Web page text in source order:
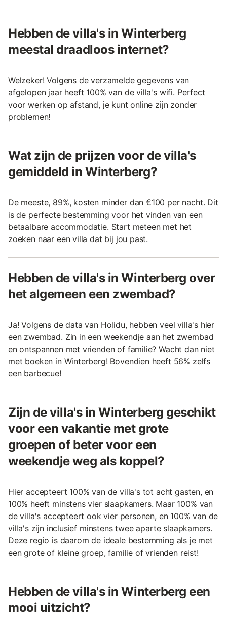
Hebben de villa's in Winterberg
meestal draadloos internet?
Welzeker! Volgens de verzamelde gegevens van
afgelopen jaar heeft 100% van de villa's wifi. Perfect
voor werken op afstand, je kunt online zijn zonder
problemen!
Wat zijn de prijzen voor de villa's
gemiddeld in Winterberg?
De meeste, 89%, kosten minder dan €100 per nacht. Dit
is de perfecte bestemming voor het vinden van een
betaalbare accommodatie. Start meteen met het
zoeken naar een villa dat bij jou past.
Hebben de villa's in Winterberg over
het algemeen een zwembad?
Ja! Volgens de data van Holidu, hebben veel villa's hier
een zwembad. Zin in een weekendje aan het zwembad
en ontspannen met vrienden of familie? Wacht dan niet
met boeken in Winterberg! Bovendien heeft 56% zelfs
een barbecue!
Zijn de villa's in Winterberg geschikt
voor een vakantie met grote
groepen of beter voor een
weekendje weg als koppel?
Hier accepteert 100% van de villa's tot acht gasten, en
100% heeft minstens vier slaapkamers. Maar 100% van
de villa's accepteert ook vier personen, en 100% van de
villa's zijn inclusief minstens twee aparte slaapkamers.
Deze regio is daarom de ideale bestemming als je met
een grote of kleine groep, familie of vrienden reist!
Hebben de villa's in Winterberg een
mooi uitzicht?